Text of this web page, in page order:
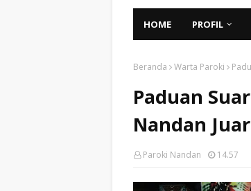
HOME PROFIL
Beranda Warta Paroki
Paduan
Nandan
Paroki Nandan 14.57